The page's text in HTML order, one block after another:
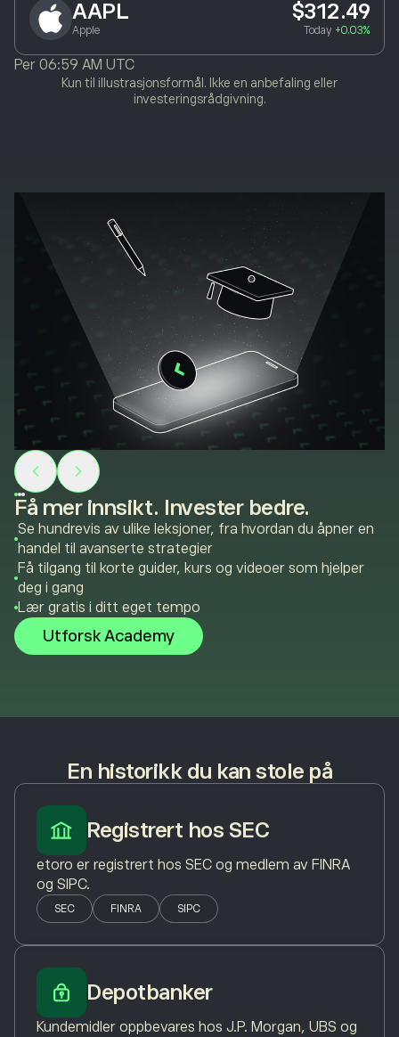
AAPL
Apple
$312.49
Today +0.03%
Per 06:59 AM UTC
Kun til illustrasjonsformål. Ikke en anbefaling eller
investeringsrådgivning.
Få mer innsikt. Invester bedre.
Se hundrevis av ulike leksjoner, fra hvordan du åpner en
handel til avanserte strategier
Få tilgang til korte guider, kurs og videoer som hjelper
deg i gang
Lær gratis i ditt eget tempo
Utforsk Academy
En historikk du kan stole på
Registrert hos SEC
etoro er registrert hos SEC og medlem av FINRA
og SIPC.
SEC FINRA SIPC
Depotbanker
Kundemidler oppbevares hos J.P. Morgan, UBS og